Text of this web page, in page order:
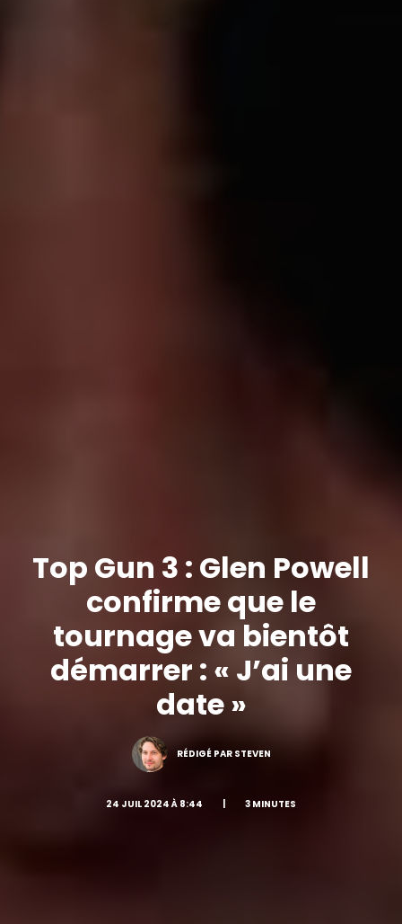
Top Gun 3 : Glen Powell
confirme que le
tournage va bientôt
démarrer : « J’ai une
date »
RÉDIGÉ PAR STEVEN
24 JUIL 2024 À 8:44 3 MINUTES